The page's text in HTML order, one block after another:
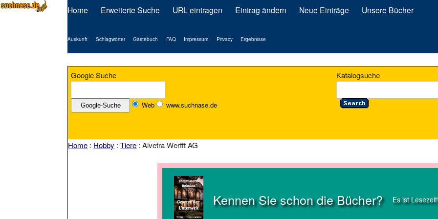
Home Erweiterte Suche URL eintragen Eintrag ändern Neue Einträge Unsere Bücher
Auskunft Schlagwörter Gästebuch FAQ Impressum Privacy Ergebnisse
Google Suche
Web www.suchnase.de
Katalogsuche
Home : Hobby :Tiere : Alvetra Werfft AG
Kennen Sie schon die Bücher? Es ist